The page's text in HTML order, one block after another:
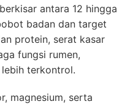
antara 12 hingga
badan dan target
protein, serat kasar
fungsi rumen,
terkontrol.
magnesium, serta